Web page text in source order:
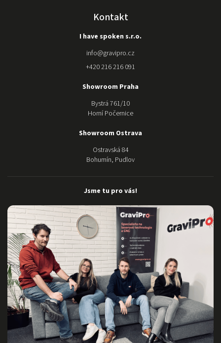
Kontakt
I have spoken s.r.o.
info@gravipro.cz
+420 216 216 091
Showroom Praha
Bystrá 761/10
Horní Počernice
Showroom Ostrava
Ostravská 84
Bohumín, Pudlov
Jsme tu pro vás!